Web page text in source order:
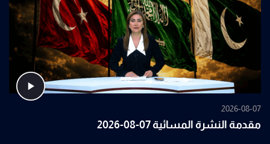
2026-08-07
مقدمة النشرة المسائية 07-08-2026